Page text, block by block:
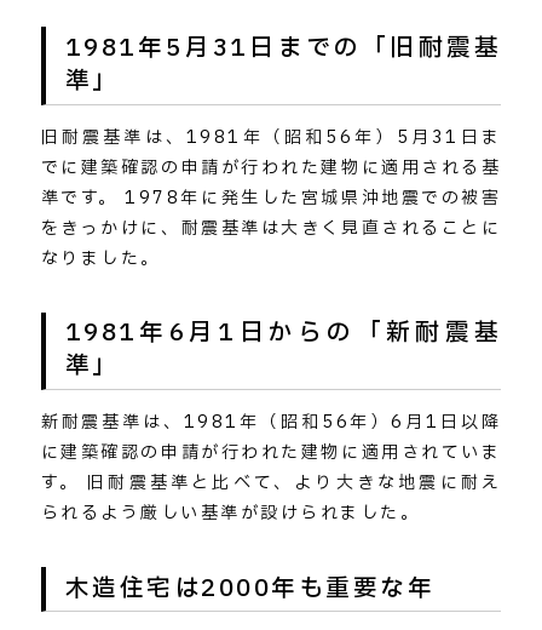
1981年5月31日までの「旧耐震基
準」
旧耐震基準は、1981年（昭和56年）5月31日ま
でに建築確認の申請が行われた建物に適用される基
準です。 1978年に発生した宮城県沖地震での被害
をきっかけに、耐震基準は大きく見直されることに
なりました。
1981年6月1日からの「新耐震基
準」
新耐震基準は、1981年（昭和56年）6月1日以降
に建築確認の申請が行われた建物に適用されていま
す。 旧耐震基準と比べて、より大きな地震に耐え
られるよう厳しい基準が設けられました。
木造住宅は2000年も重要な年